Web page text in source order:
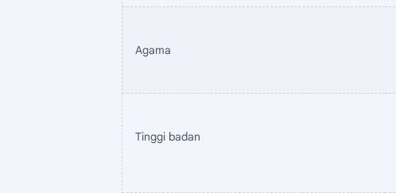
Agama
Tinggi badan